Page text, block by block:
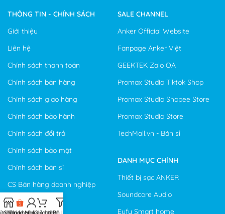
THÔNG TIN - CHÍNH SÁCH
Giới thiệu
Liên hệ
Chính sách thanh toán
Chính sách bán hàng
Chính sách giao hàng
Chính sách bảo hành
Chính sách đổi trả
Chính sách bảo mật
Chính sách bán sỉ
CS Bán hàng doanh nghiệp
SALE CHANNEL
Anker Official Website
Fanpage Anker Việt
GEEKTEK Zalo OA
Promax Studio Tiktok Shop
Promax Studio Shopee Store
Promax Studio Store
TechMall.vn - Bán sỉ
DANH MỤC CHÍNH
Thiết bị sạc ANKER
Soundcore Audio
Eufy Smart home
hàng
Shopee Mall
Tài khoản của tôi
Giỏ hàngBộ lọc